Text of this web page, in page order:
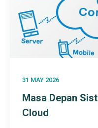
31 MAY 2026
Masa Depan
Cloud